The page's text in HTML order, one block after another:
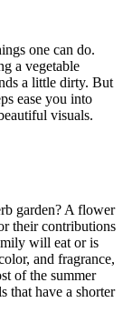
one can do.
a vegetable
a little dirty. But
ease you into
visuals.
garden? A flower
their contributions
will eat or is
and fragrance,
of the summer
that have a shorter